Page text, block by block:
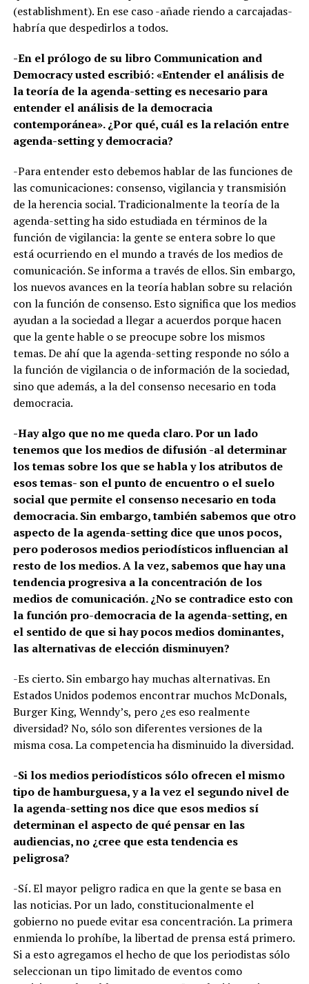
(establishment). En ese caso -añade riendo a carcajadas-
habría que despedirlos a todos.
-En el prólogo de su libro Communication and
Democracy usted escribió: «Entender el análisis de
la teoría de la agenda-setting es necesario para
entender el análisis de la democracia
contemporánea». ¿Por qué, cuál es la relación entre
agenda-setting y democracia?
-Para entender esto debemos hablar de las funciones de
las comunicaciones: consenso, vigilancia y transmisión
de la herencia social. Tradicionalmente la teoría de la
agenda-setting ha sido estudiada en términos de la
función de vigilancia: la gente se entera sobre lo que
está ocurriendo en el mundo a través de los medios de
comunicación. Se informa a través de ellos. Sin embargo,
los nuevos avances en la teoría hablan sobre su relación
con la función de consenso. Esto significa que los medios
ayudan a la sociedad a llegar a acuerdos porque hacen
que la gente hable o se preocupe sobre los mismos
temas. De ahí que la agenda-setting responde no sólo a
la función de vigilancia o de información de la sociedad,
sino que además, a la del consenso necesario en toda
democracia.
-Hay algo que no me queda claro. Por un lado
tenemos que los medios de difusión -al determinar
los temas sobre los que se habla y los atributos de
esos temas- son el punto de encuentro o el suelo
social que permite el consenso necesario en toda
democracia. Sin embargo, también sabemos que otro
aspecto de la agenda-setting dice que unos pocos,
pero poderosos medios periodísticos influencian al
resto de los medios. A la vez, sabemos que hay una
tendencia progresiva a la concentración de los
medios de comunicación. ¿No se contradice esto con
la función pro-democracia de la agenda-setting, en
el sentido de que si hay pocos medios dominantes,
las alternativas de elección disminuyen?
-Es cierto. Sin embargo hay muchas alternativas. En
Estados Unidos podemos encontrar muchos McDonals,
Burger King, Wenndy’s, pero ¿es eso realmente
diversidad? No, sólo son diferentes versiones de la
misma cosa. La competencia ha disminuido la diversidad.
-Si los medios periodísticos sólo ofrecen el mismo
tipo de hamburguesa, y a la vez el segundo nivel de
la agenda-setting nos dice que esos medios sí
determinan el aspecto de qué pensar en las
audiencias, no ¿cree que esta tendencia es
peligrosa?
-Sí. El mayor peligro radica en que la gente se basa en
las noticias. Por un lado, constitucionalmente el
gobierno no puede evitar esa concentración. La primera
enmienda lo prohíbe, la libertad de prensa está primero.
Si a esto agregamos el hecho de que los periodistas sólo
seleccionan un tipo limitado de eventos como